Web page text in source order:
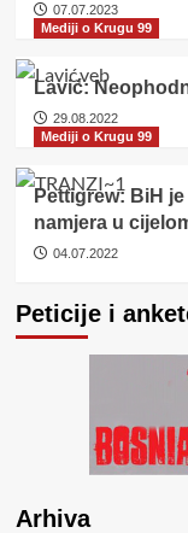
07.07.2023
Mediji o Krugu 99
Lavić:
29.08.2022
Mediji o Krugu 99
Pettigrew: BiH
namjera u
04.07.2022
Peticije i
Arhiva